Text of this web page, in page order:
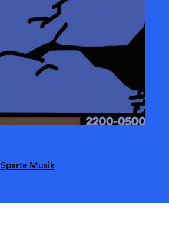
Sparte Musik